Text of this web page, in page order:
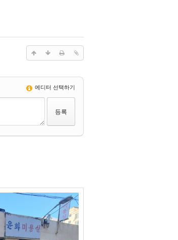
에디터 선택하기